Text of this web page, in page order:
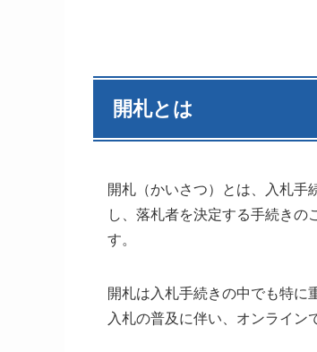
開札とは
開札（かいさつ）とは、入札手
し、落札者を決定する手続きの
す。
開札は入札手続きの中でも特に
入札の普及に伴い、オンライン